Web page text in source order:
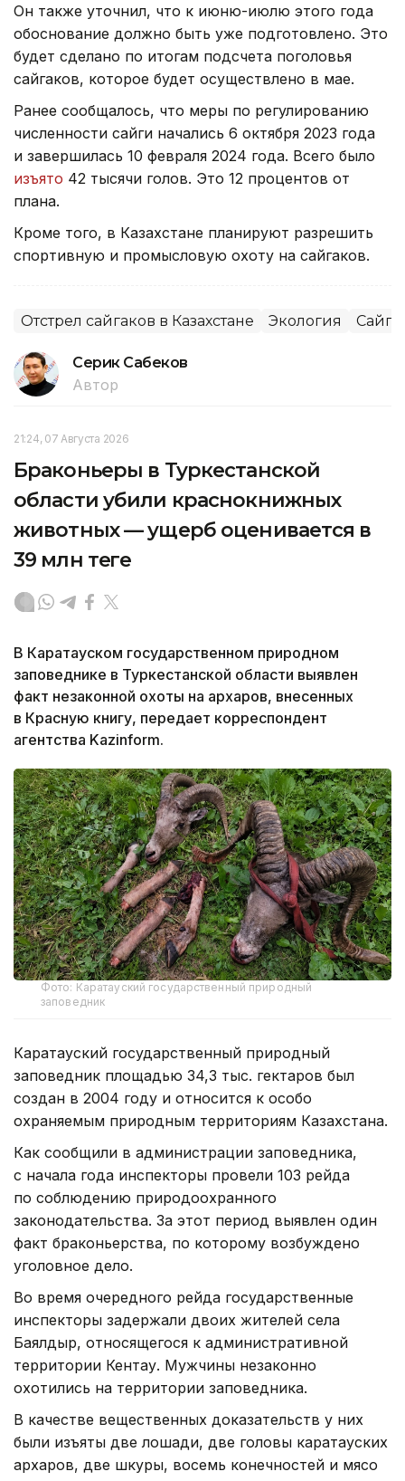
Он также уточнил, что к июню-июлю этого года
обоснование должно быть уже подготовлено. Это
будет сделано по итогам подсчета поголовья
сайгаков, которое будет осуществлено в мае.
Ранее сообщалось, что меры по регулированию
численности сайги начались 6 октября 2023 года
и завершилась 10 февраля 2024 года. Всего было
изъято 42 тысячи голов. Это 12 процентов от
плана.
Кроме того, в Казахстане планируют разрешить
спортивную и промысловую охоту на сайгаков.
Отстрел сайгаков в Казахстане Экология
Серик Сабеков
Автор
21:24, 07 Августа 2026
Браконьеры в Туркестанской
области убили краснокнижных
животных — ущерб оценивается в
39 млн теңге
В Каратауском государственном природном
заповеднике в Туркестанской области выявлен
факт незаконной охоты на архаров, внесенных
в Красную книгу, передает корреспондент
агентства Kazinform.
Фото: Каратауский государственный природный
заповедник
Каратауский государственный природный
заповедник площадью 34,3 тыс. гектаров был
создан в 2004 году и относится к особо
охраняемым природным территориям Казахстана.
Как сообщили в администрации заповедника,
с начала года инспекторы провели 103 рейда
по соблюдению природоохранного
законодательства. За этот период выявлен один
факт браконьерства, по которому возбуждено
уголовное дело.
Во время очередного рейда государственные
инспекторы задержали двоих жителей села
Баялдыр, относящегося к административной
территории Кентау. Мужчины незаконно
охотились на территории заповедника.
В качестве вещественных доказательств у них
были изъяты две лошади, две головы каратауских
архаров, две шкуры, восемь конечностей и мясо